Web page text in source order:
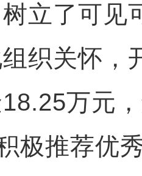
立了可见
织关怀，
万元
极推荐优